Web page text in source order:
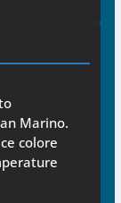
Marino.
colore